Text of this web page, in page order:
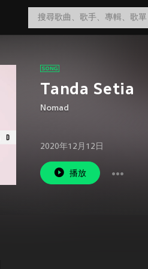
Tanda Setia
Nomad
2020年12月12日
播放